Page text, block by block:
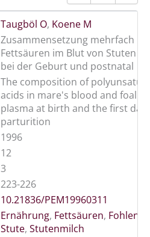
Taugböl O, Koene M
Zusammensetzung mehrfach
Fettsäuren im Blut von Stuten
bei der Geburt und postnatal
The composition of
acids in mare's blood and foal's
plasma at birth and the first
parturition
1996
12
3
223-226
10.21836/PEM19960311
Ernährung, Fettsäuren, Fohlen
Stute, Stutenmilch